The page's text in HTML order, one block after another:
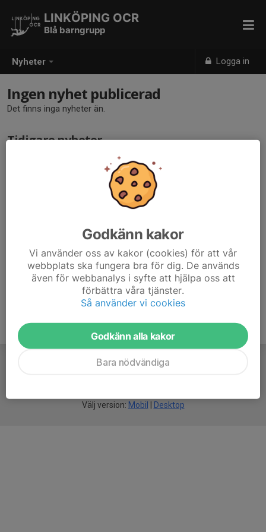
Nyheter Logga in
LINKÖPING OCR
Blå barngrupp
Ingen nyhet publicerad
Det finns inga nyheter än.
Tidigare nyheter
Det finns inga tidigare nyheter
Välj version: Mobil Desktop
Godkänn kakor
Vi använder oss av kakor (cookies) för att vår
webbplats ska fungera bra för dig. De används
även för webbanalys i syfte att hjälpa oss att
förbättra våra tjänster.
Så använder vi cookies
Godkänn alla kakor
Bara nödvändiga